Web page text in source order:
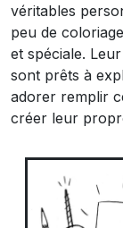
véritables
peu de
et spéciale.
sont prêts à
adorer remplir
créer leur